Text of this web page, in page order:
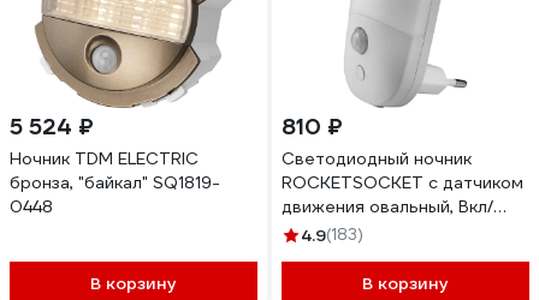
5 524 ₽
Ночник TDM ELECTRIC
бронза, "байкал" SQ1819-
0448
В корзину
810 ₽
Светодиодный ночник
ROCKETSOCKET с датчиком
движения овальный, Вкл/
Выкл/Авто, 3 режима
0.5Вт, Белый RS-791A
4.9(183)
В корзину